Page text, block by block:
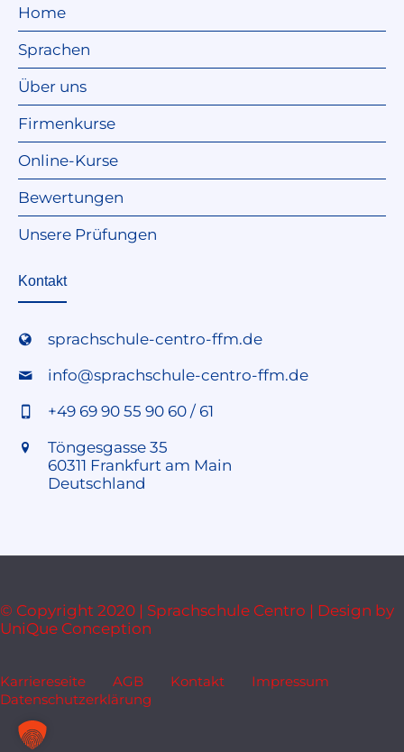
Home
Sprachen
Über uns
Firmenkurse
Online-Kurse
Bewertungen
Unsere Prüfungen
Kontakt
sprachschule-centro-ffm.de
info@sprachschule-centro-ffm.de
+49 69 90 55 90 60 / 61
Töngesgasse 35
60311 Frankfurt am Main
Deutschland
© Copyright 2020 | Sprachschule Centro | Design by
UniQue Conception
Karriereseite AGB Kontakt
Impressum
Datenschutzerklärung